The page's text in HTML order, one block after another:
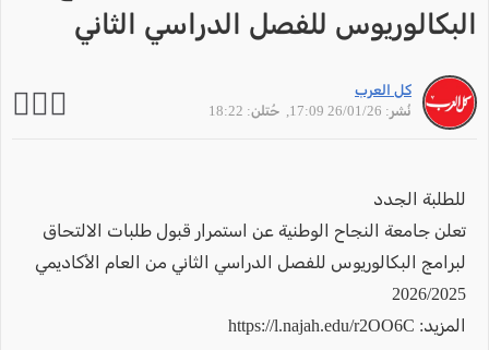
البكالوريوس للفصل الدراسي الثاني
كل العرب
نُشر: 26/01/26 17:09
, حُتلن: 18:22
للطلبة الجدد
تعلن جامعة النجاح الوطنية عن استمرار قبول طلبات الالتحاق
لبرامج البكالوريوس للفصل الدراسي الثاني من العام الأكاديمي
2026/2025
المزيد: https://l.najah.edu/r2OO6C